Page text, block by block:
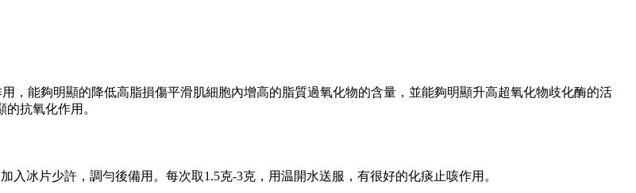
，能夠明顯的降低高脂損傷平滑肌細胞內增高的脂質過氧化物的含量，並能夠明顯升高超氧化物歧化酶的活
抗氧化作用。
冰片少許，調勻後備用。每次取1.5克-3克，用温開水送服，有很好的化痰止咳作用。